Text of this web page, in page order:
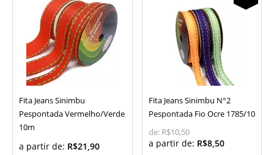
Fita Jeans Sinimbu
Pespontada Vermelho/Verde
10m
a partir de: R$21,90
Fita Jeans Sinimbu N°2
Pespontada Fio Ocre 1785/10
de: R$10,50
a partir de: R$8,50